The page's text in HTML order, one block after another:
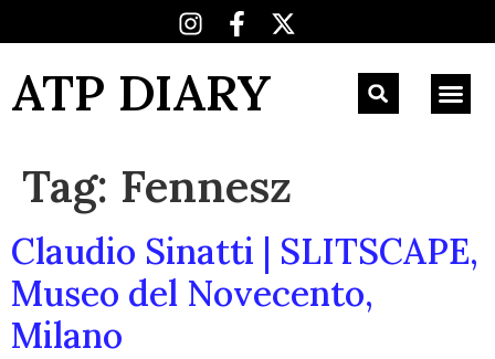
ATP DIARY
Tag: Fennesz
Claudio Sinatti | SLITSCAPE,
Museo del Novecento,
Milano